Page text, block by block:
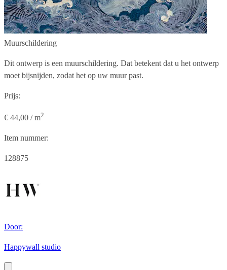
Muurschildering
Dit ontwerp is een muurschildering. Dat betekent dat u het ontwerp
moet bijsnijden, zodat het op uw muur past.
Prijs:
€ 44,00 / m2
Item nummer:
128875
Door:
Happywall studio